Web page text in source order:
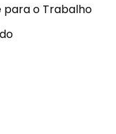
para o Trabalho